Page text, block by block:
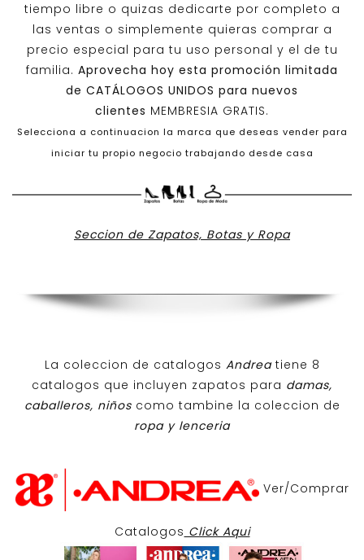
tiempo libre o quizas dedicarte por completo a
las ventas o simplemente quieras comprar a
precio especial para tu uso personal y el de tu
familia. Aprovecha hoy esta promoción limitada
de CATÁLOGOS UNIDOS para nuevos
clientes MEMBRESIA GRATIS.
Selecciona a continuacion la marca que deseas vender para
iniciar tu propio negocio trabajando desde casa
Seccion de Zapatos, Botas y Ropa
La coleccion de catalogos Andreatiene 8
catalogos que incluyen zapatos para damas,
caballeros, niños como tambine la coleccion de
ropa y lenceria
Ver/Comprar
Catalogos Click Aqui